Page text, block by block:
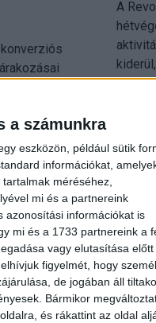
a számunkra
eszközön, például sütik
információkat,
méréséhez,
mi és a partnereink
azonosítási információkat is
mi és a 1733 partnereink a
vagy elutasítása előtt
figyelmét, hogy
de jogában áll
Bármikor
és rákattint az oldal
online
A
Digital
A
– írja